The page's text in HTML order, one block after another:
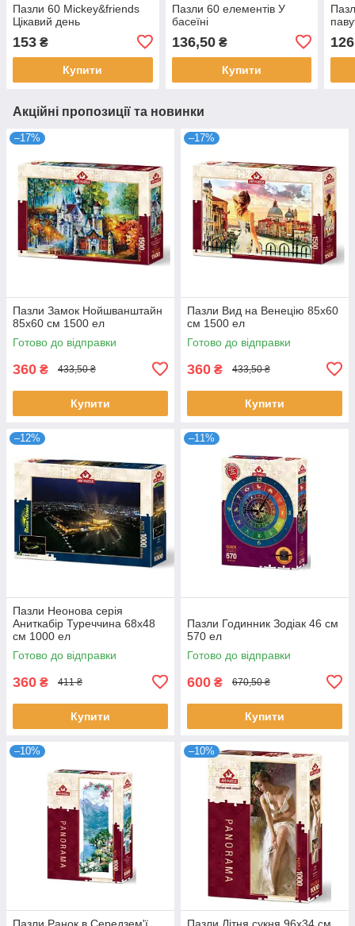
Пазли 60 Mickey&friends
Цікавий день
153 ₴
Купити
Пазли 60 елементів У
басеїні
136,50₴
Купити
126
Акційні пропозиції та новинки
–17%
Пазли Замок Нойшванштайн
85х60 см 1500 ел
Готово до відправки
360 ₴ 433,50 ₴
Купити
–17%
Пазли Вид на Венецію 85х60
см 1500 ел
Готово до відправки
360 ₴ 433,50 ₴
Купити
–12%
Пазли Неонова серія
Аниткабір Туреччина 68х48
см 1000 ел
Готово до відправки
360 ₴ 411 ₴
Купити
–11%
Пазли Годинник Зодіак 46 см
570 ел
Готово до відправки
600 ₴ 670,50 ₴
Купити
–10%
Пазли Ранок в Середзем'ї
–10%
Пазли Літня сукня 96х34 см